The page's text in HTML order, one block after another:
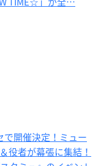
で開催決定！ミュー
役者が幕張に集結！